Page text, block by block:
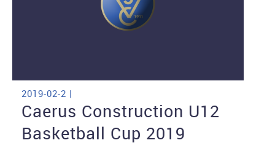
2019-02-2 |
Caerus Construction U12
Basketball Cup 2019